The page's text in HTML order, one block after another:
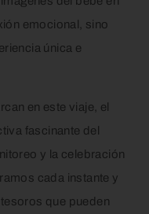
emocional, sino
única e
en este viaje, el
fascinante del
y la celebración
cada instante y
que pueden